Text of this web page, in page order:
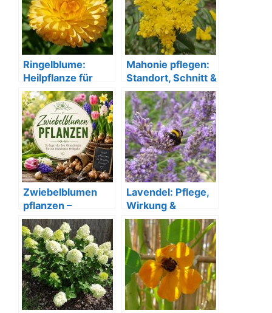
Ringelblume:
Heilpflanze für
Garten und
Gesundheit
Mahonie pflegen:
Standort, Schnitt &
Verwendung
Zwiebelblumen
pflanzen –
Frühblüher für den
nächsten Frühling
Lavendel: Pflege,
Wirkung &
Anwendungen der
Heilpflanze